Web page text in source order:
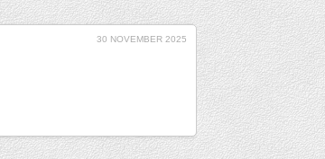
30 NOVEMBER 2025